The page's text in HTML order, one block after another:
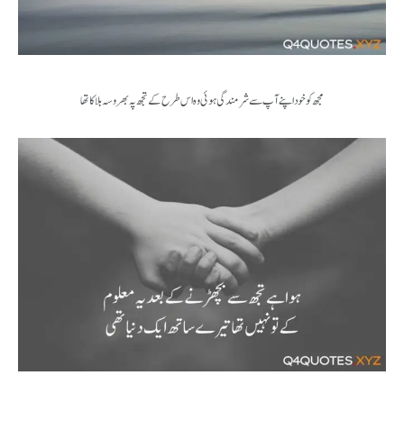
مجھ کو خود اپنے آپ سے شرمندگی ہوئی وہ اس طرح کے تجھ پہ بھروسہ بلا کا تھا